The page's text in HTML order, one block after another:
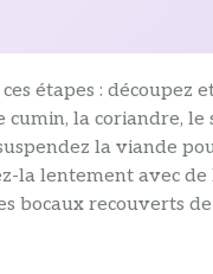
étapes : découpez
la coriandre, le
la viande
la lentement avec de
bocaux recouverts de